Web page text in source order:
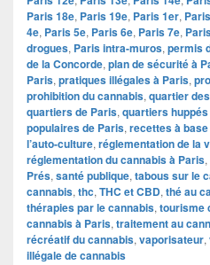
Paris 18e, Paris 19e, Paris 1er,
4e, Paris 5e, Paris 6e, Paris 7e,
drogues, Paris intra-muros, permis
de la Concorde, plan de sécurité à
Paris, pratiques illégales à Paris,
prohibition du cannabis, quartier
quartiers de Paris, quartiers
populaires de Paris, recettes à
l’auto-culture, réglementation de la
réglementation du cannabis à Paris,
Prés, santé publique, tabous sur le
cannabis, thc, THC et CBD, thé au
thérapies par le cannabis, tourisme
cannabis à Paris, traitement au
récréatif du cannabis, vaporisateur,
illégale de cannabis